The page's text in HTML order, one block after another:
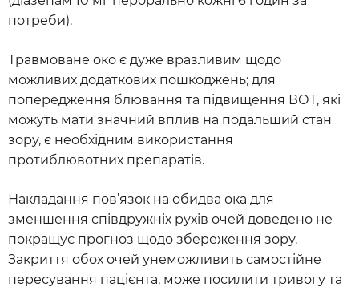
потреби).
Травмоване око є дуже вразливим щодо
можливих додаткових пошкоджень; для
попередження блювання та підвищення ВОТ, які
можуть мати значний вплив на подальший стан
зору, є необхідним використання
протиблювотних препаратів.
Накладання пов’язок на обидва ока для
зменшення співдружніх рухів очей доведено не
покращує прогноз щодо збереження зору.
Закриття обох очей унеможливить самостійне
пересування пацієнта, може посилити тривогу та